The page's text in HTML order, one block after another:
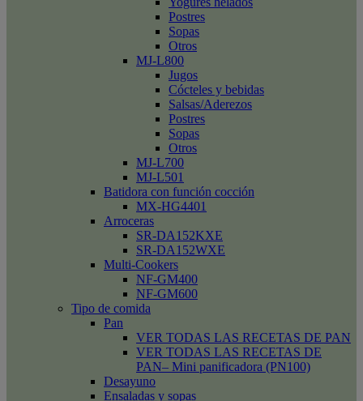
Postres
Sopas
Otros
MJ-L800
Jugos
Cócteles y bebidas
Salsas/Aderezos
Postres
Sopas
Otros
MJ-L700
MJ-L501
Batidora con función cocción
MX-HG4401
Arroceras
SR-DA152KXE
SR-DA152WXE
Multi-Cookers
NF-GM400
NF-GM600
Tipo de comida
Pan
VER TODAS LAS RECETAS DE PAN
VER TODAS LAS RECETAS DE
PAN– Mini panificadora (PN100)
Desayuno
Ensaladas y sopas